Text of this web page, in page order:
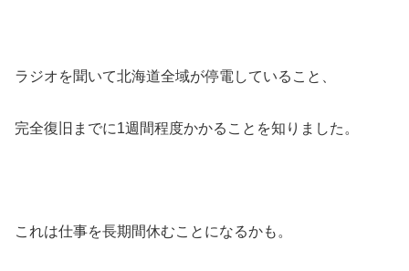
ラジオを聞いて北海道全域が停電していること、
完全復旧までに1週間程度かかることを知りました。
これは仕事を長期間休むことになるかも。